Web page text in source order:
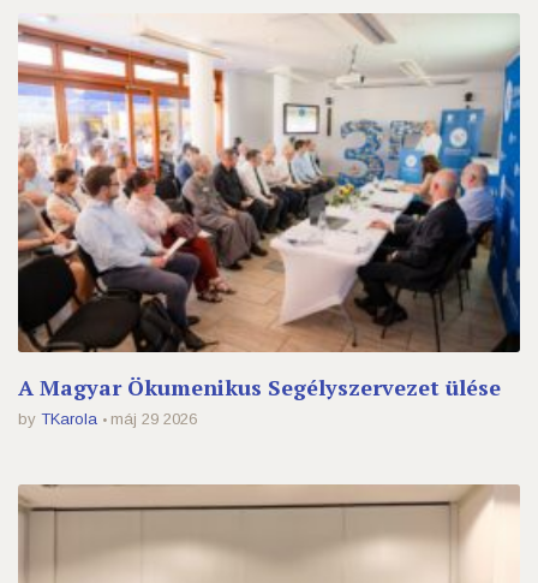
A Magyar Ökumenikus Segélyszervezet ülése
by TKarola máj 29 2026